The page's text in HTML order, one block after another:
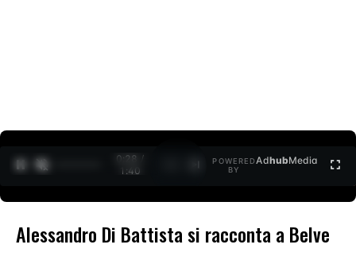
0:29 /
1:40
POWERED
BY
AdhubMedia
Alessandro Di Battista si racconta a Belve